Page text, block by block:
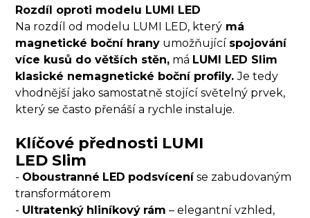
Rozdíl oproti modelu LUMI LED
Na rozdíl od modelu LUMI LED, který má
magnetické boční hrany umožňující spojování
více kusů do větších stěn, má LUMI LED Slim
klasické nemagnetické boční profily.Je tedy
vhodnější jako samostatně stojící světelný prvek,
který se často přenáší a rychle instaluje.
Klíčové přednosti LUMI
LED Slim
- Oboustranné LED podsvíceníse zabudovaným
transformátorem
- Ultratenký hliníkový rám – elegantní vzhled,